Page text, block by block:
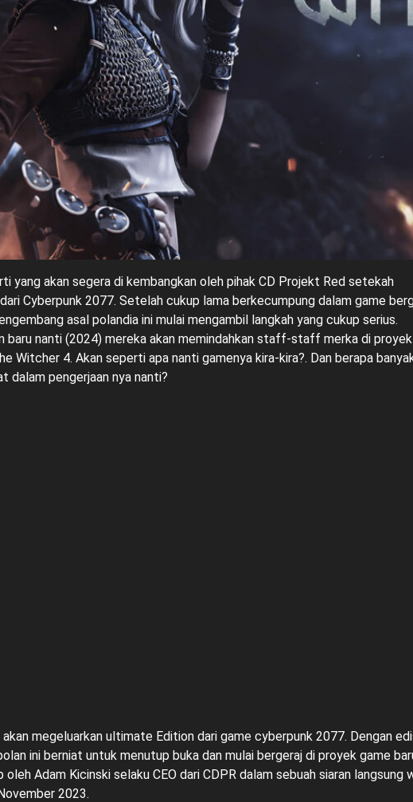
yang akan segera di kembangkan oleh pihak CD Projekt Red setekah
Cyberpunk 2077. Setelah cukup lama berkecumpung dalam game
asal polandia ini mulai mengambil langkah yang cukup serius.
baru nanti (2024) mereka akan memindahkan staff-staff merka di
Witcher 4. Akan seperti apa nanti gamenya kira-kira?. Dan berapa
dalam pengerjaan nya nanti?
megeluarkan ultimate Edition dari game cyberpunk 2077. Dengan
ini berniat untuk menutup buka dan mulai bergeraj di proyek game
Adam Kicinski selaku CEO dari CDPR dalam sebuah siaran langsung
2023.